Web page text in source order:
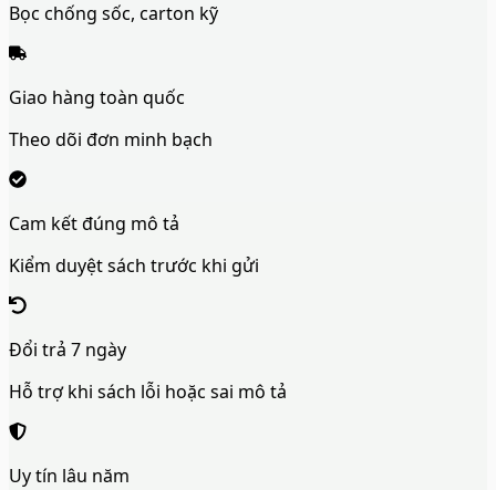
Bọc chống sốc, carton kỹ
Giao hàng toàn quốc
Theo dõi đơn minh bạch
Cam kết đúng mô tả
Kiểm duyệt sách trước khi gửi
Đổi trả 7 ngày
Hỗ trợ khi sách lỗi hoặc sai mô tả
Uy tín lâu năm